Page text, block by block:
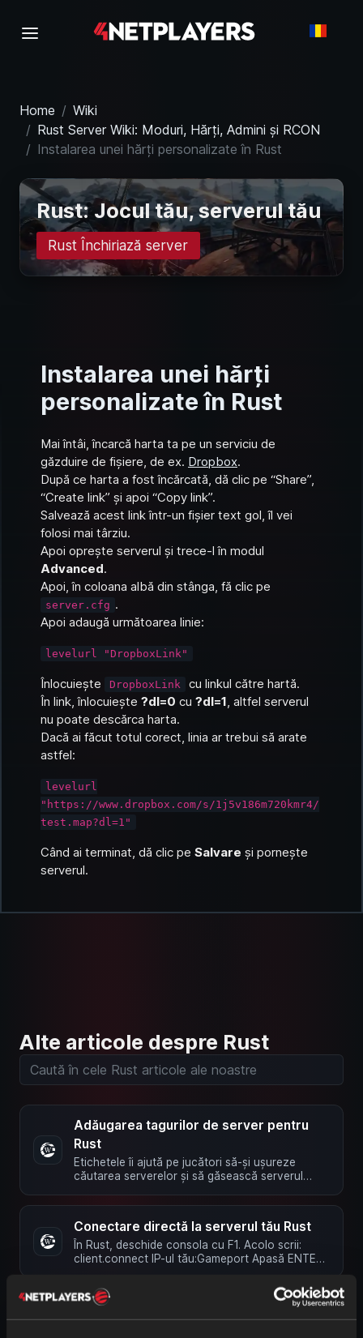
Home
Wiki
Rust Server Wiki: Moduri, Hărți, Admini și RCON
Instalarea unei hărți personalizate în Rust
Rust: Jocul tău, serverul tău
Rust Închiriază server
Instalarea unei hărți
personalizate în Rust
Mai întâi, încarcă harta ta pe un serviciu de
găzduire de fișiere, de ex. Dropbox.
După ce harta a fost încărcată, dă clic pe “Share”,
“Create link” și apoi “Copy link”.
Salvează acest link într-un fișier text gol, îl vei
folosi mai târziu.
Apoi oprește serverul și trece-l în modul
Advanced.
Apoi, în coloana albă din stânga, fă clic pe
server.cfg .
Apoi adaugă următoarea linie:
levelurl "DropboxLink"
Înlocuiește DropboxLink
cu linkul către hartă.
În link, înlocuiește ?dl=0 cu ?dl=1 , altfel serverul
nu poate descărca harta.
Dacă ai făcut totul corect, linia ar trebui să arate
astfel:
levelurl
"https://www.dropbox.com/s/1j5v186m720kmr4/
test.map?dl=1"
Când ai terminat, dă clic pe Salvare și pornește
serverul.
Alte articole despre Rust
Adăugarea tagurilor de server pentru
Rust
Etichetele îi ajută pe jucători să-și ușureze
căutarea serverelor și să găsească serverul
Conectare directă la serverul tău Rust
În Rust, deschide consola cu F1. Acolo scrii:
client.connect IP-ul tău:Gameport Apasă ENTER
Cum activez o listă albă pe serverul meu